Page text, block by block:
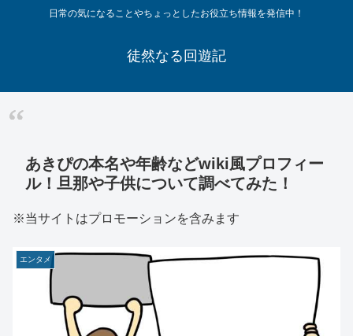
日常の気になることやちょっとしたお役立ち情報を発信中！
徒然なる回遊記
あきぴの本名や年齢などwiki風プロフィー
ル！旦那や子供について調べてみた！
※当サイトはプロモーションを含みます
エンタメ